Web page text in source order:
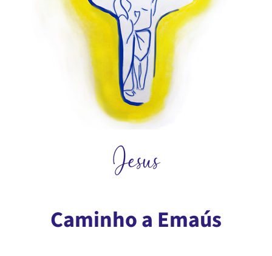
Jesus
Caminho a Emaús